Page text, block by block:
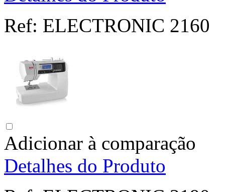
Ref: ELECTRONIC 2160
Adicionar à comparação
Detalhes do Produto